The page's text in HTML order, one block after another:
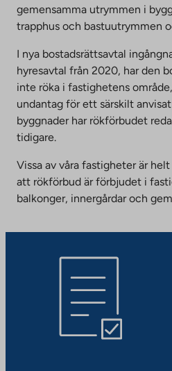
gemensamma utrymmen i
trapphus och bastuutrymmen
I nya bostadsrättsavtal
hyresavtal från 2020, har den
inte röka i fastighetens
undantag för ett särskilt
byggnader har rökförbudet
tidigare.
Vissa av våra fastigheter är
att rökförbud är förbjudet i
balkonger, innergårdar och